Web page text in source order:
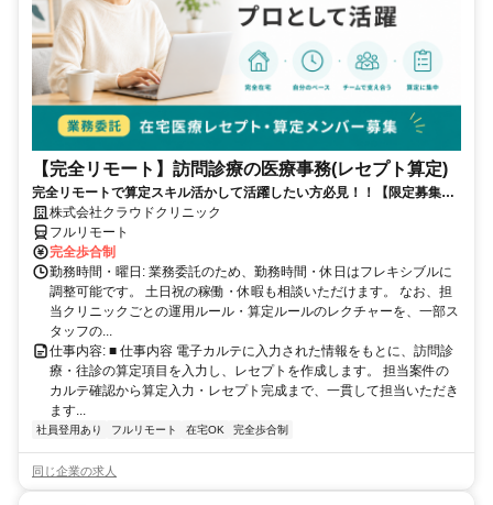
【完全リモート】訪問診療の医療事務(レセプト算定)
完全リモートで算定スキル活かして活躍したい方必見！！【限定募集】
完全リモート｜在宅医療レセプト算定（成果報酬型／業務委託）
株式会社クラウドクリニック
フルリモート
完全歩合制
勤務時間・曜日: 業務委託のため、勤務時間・休日はフレキシブルに
調整可能です。 土日祝の稼働・休暇も相談いただけます。 なお、担
当クリニックごとの運用ルール・算定ルールのレクチャーを、一部ス
タッフの...
仕事内容: ■ 仕事内容 電子カルテに入力された情報をもとに、訪問診
療・往診の算定項目を入力し、レセプトを作成します。 担当案件の
カルテ確認から算定入力・レセプト完成まで、一貫して担当いただき
ます...
社員登用あり フルリモート 在宅OK 完全歩合制
同じ企業の求人